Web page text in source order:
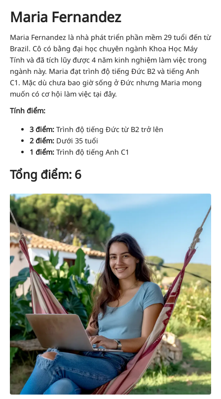
Maria Fernandez
Maria Fernandez là nhà phát triển phần mềm 29 tuổi đến từ
Brazil. Cô có bằng đại học chuyên ngành Khoa Học Máy
Tính và đã tích lũy được 4 năm kinh nghiệm làm việc trong
ngành này. Maria đạt trình độ tiếng Đức B2 và tiếng Anh
C1. Mặc dù chưa bao giờ sống ở Đức nhưng Maria mong
muốn có cơ hội làm việc tại đây.
Tính điểm:
3 điểm: Trình độ tiếng Đức từ B2 trở lên
2 điểm: Dưới 35 tuổi
1 điểm: Trình độ tiếng Anh C1
Tổng điểm: 6